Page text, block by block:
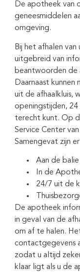
De apotheek van
geneesmiddelen
omgeving.
Bij het afhalen
uitgebreid van
beantwoorden de
Daarnaast
uit de afhaalkluis,
openingstijden,
terecht kunt. Op
Service Center
Samengevat zijn
Aan de
In de
24/7 uit de
De apotheek
in geval van de
om af te halen.
contactgegevens
zodat u altijd
klaar ligt als u de